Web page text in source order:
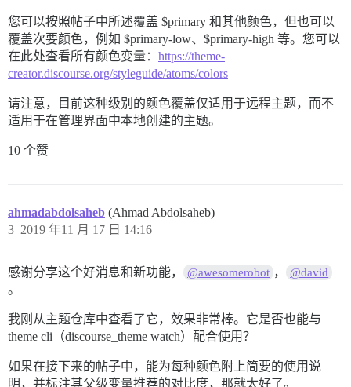
您可以按照帖子中所述覆盖 $primary 和其他颜色，但也可以
覆盖次要颜色，例如 $primary-low、$primary-high 等。您可以
在此处查看所有颜色变量： https://theme-
creator.discourse.org/styleguide/atoms/colors
请注意，目前这种级别的颜色覆盖仅适用于远程主题，而不
适用于在管理界面中本地创建的主题。
10 个赞
ahmadabdolsaheb (Ahmad Abdolsaheb)
2019 年11 月 17 日 14:16
3
感谢分享这个好消息和新功能， @awesomerobot ， @david
。
我刚从主题仓库中查看了它，效果非常棒。它是否也能与
theme cli（discourse_theme watch）配合使用？
如果在接下来的帖子中，能为每种颜色附上简要的使用说
明，并标注其父级变量推荐的对比度，那就太好了。